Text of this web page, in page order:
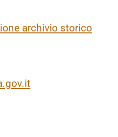
archivio storico